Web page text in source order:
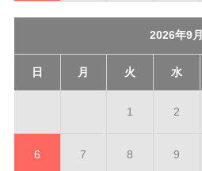
2026年9月
日 月 火 水
1 2
6 7 8 9